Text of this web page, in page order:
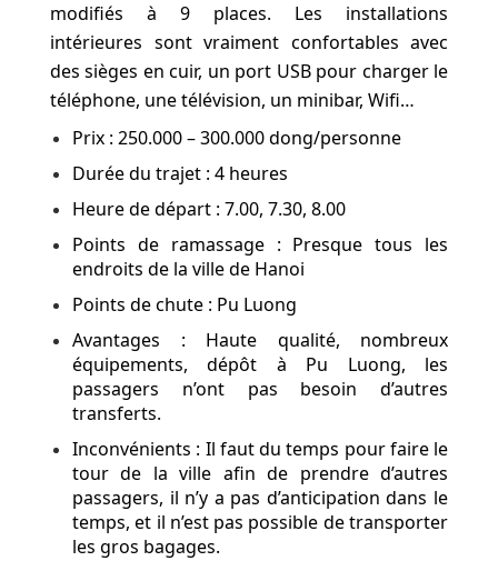
modifiés à 9 places. Les installations
intérieures sont vraiment confortables avec
des sièges en cuir, un port USB pour charger le
téléphone, une télévision, un minibar, Wifi…
Prix : 250.000 – 300.000 dong/personne
Durée du trajet : 4 heures
Heure de départ : 7.00, 7.30, 8.00
Points de ramassage : Presque tous les
endroits de la ville de Hanoi
Points de chute : Pu Luong
Avantages : Haute qualité, nombreux
équipements, dépôt à Pu Luong, les
passagers n’ont pas besoin d’autres
transferts.
Inconvénients : Il faut du temps pour faire le
tour de la ville afin de prendre d’autres
passagers, il n’y a pas d’anticipation dans le
temps, et il n’est pas possible de transporter
les gros bagages.